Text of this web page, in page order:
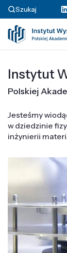
Szukaj
Instytut
Polskiej
Jesteśmy
w dziedzinie
inżynierii